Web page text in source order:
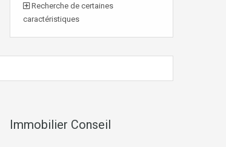
Recherche de certaines
caractéristiques
Immobilier Conseil